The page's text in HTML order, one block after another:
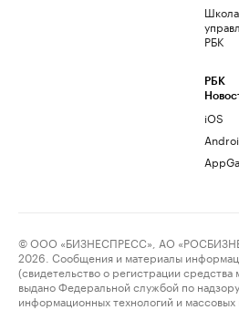
Школа
РБК
РБК
iOS
© ООО «БИЗНЕСПРЕСС», АО
2026. Сообщения и материалы
(свидетельство о регистрации
выдано Федеральной службой по
информационных технологий и